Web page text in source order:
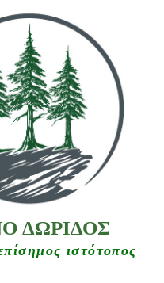
ΔΩΡΙΔΟΣ
ιστότοπος